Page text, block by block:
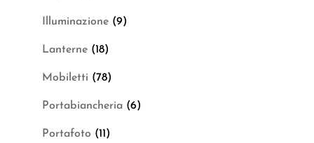
Illuminazione (9)
Lanterne (18)
Mobiletti (78)
Portabiancheria (6)
Portafoto (11)